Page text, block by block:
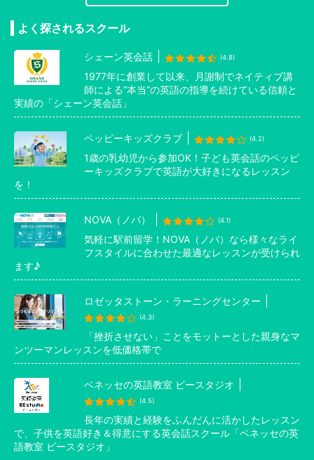
よく探されるスクール
シェーン英会話 (4.8)
1977年に創業して以来、月謝制でネイティブ講
師による”本当”の英語の指導を続けている信頼と
実績の「シェーン英会話」
ペッピーキッズクラブ (4.2)
1歳の乳幼児から参加OK！子ども英会話のペッピ
ーキッズクラブで英語が大好きになるレッスン
を！
NOVA（ノバ） (4.1)
気軽に駅前留学！NOVA（ノバ）なら様々なライ
フスタイルに合わせた最適なレッスンが受けられ
ます♪
ロゼッタストーン・ラーニングセンター
(4.3)
「挫折させない」ことをモットーとした親身なマ
ンツーマンレッスンを低価格帯で
ベネッセの英語教室 ビースタジオ
(4.5)
長年の実績と経験をふんだんに活かしたレッスン
で、子供を英語好き＆得意にする英会話スクール「ベネッセの英
語教室 ビースタジオ」